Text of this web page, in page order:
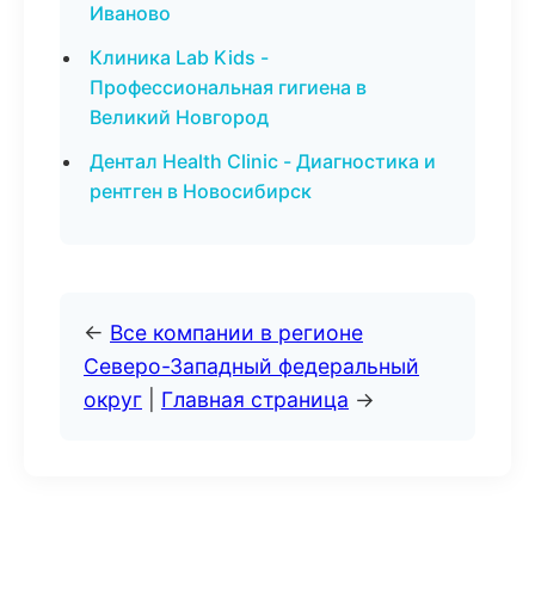
Иваново
Клиника Lab Kids -
Профессиональная гигиена в
Великий Новгород
Дентал Health Clinic - Диагностика и
рентген в Новосибирск
← Все компании в регионе
Северо-Западный федеральный
округ
Главная страница →